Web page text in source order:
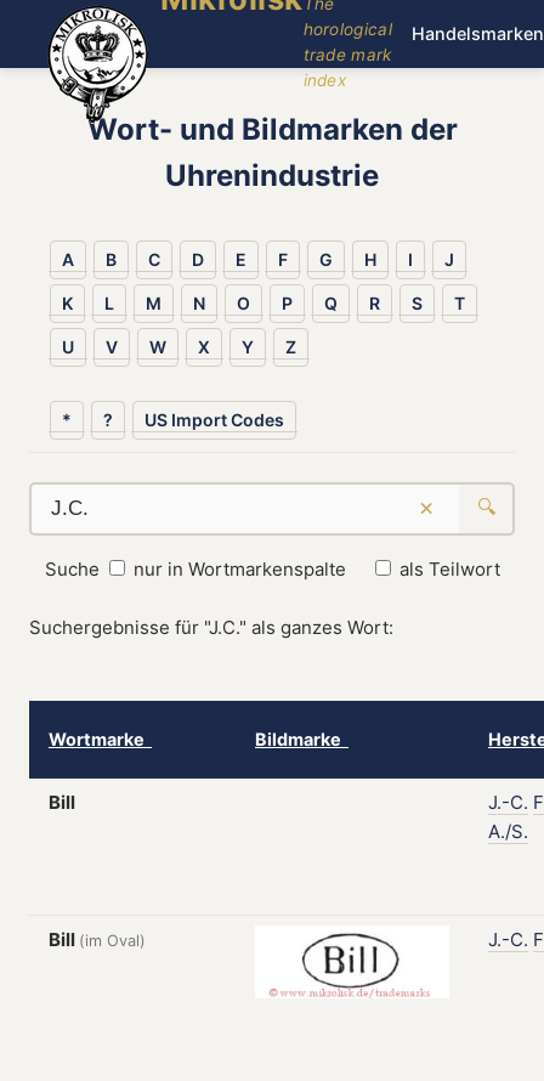
horological
trade mark
index
Handelsmarken
Wort- und Bildmarken der
Uhrenindustrie
A B C D E F G H I J
K L M N O P Q R S T
U V W X Y Z
* ? US Import Codes
× 🔍
Suche nur in Wortmarkenspalte als Teilwort
Suchergebnisse für "J.C." als ganzes Wort:
Wortmarke Bildmarke
Bill J.-C.
A./S.
Bill (im Oval) J.-C.